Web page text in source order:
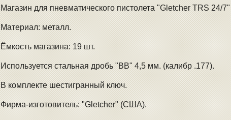
Магазин для пневматического пистолета "Gletcher TRS 24/7"
Материал: металл.
Ёмкость магазина: 19 шт.
Используется стальная дробь "BB" 4,5 мм. (калибр .177).
В комплекте шестигранный ключ.
Фирма-изготовитель: "Gletcher" (США).